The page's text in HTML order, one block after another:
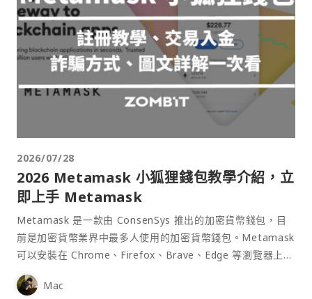
2026/07/28
2026 Metamask 小狐狸錢包教學介紹，立
即上手 Metamask
Metamask 是一款由 ConsenSys 推出的加密貨幣錢包，目
前是加密貨幣業界中最多人使用的加密貨幣錢包。Metamask
可以安裝在 Chrome、Firefox、Brave、Edge 等瀏覽器上作
為插件使用，具備許多功能且使用上非常方便。
Mac